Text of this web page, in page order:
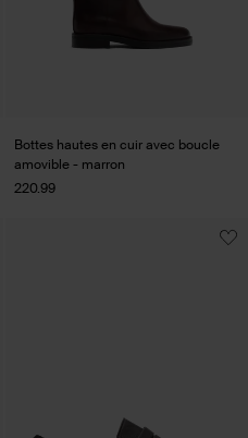
Bottes hautes en cuir avec boucle
amovible - marron
220.99